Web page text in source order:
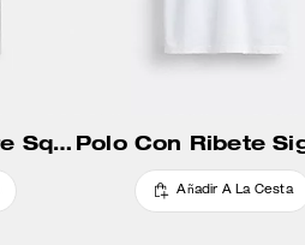
Camiseta Signature Square En Algodón Orgánico
Añadir A La Cesta